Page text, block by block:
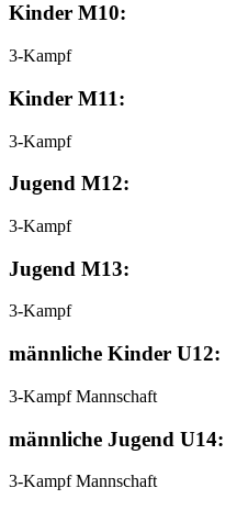
Kinder M10:
3-Kampf
Kinder M11:
3-Kampf
Jugend M12:
3-Kampf
Jugend M13:
3-Kampf
männliche Kinder U12:
3-Kampf Mannschaft
männliche Jugend U14:
3-Kampf Mannschaft